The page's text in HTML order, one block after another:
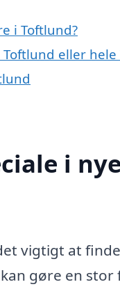
i Toftlund?
eller
i
vigtigt at
gøre en